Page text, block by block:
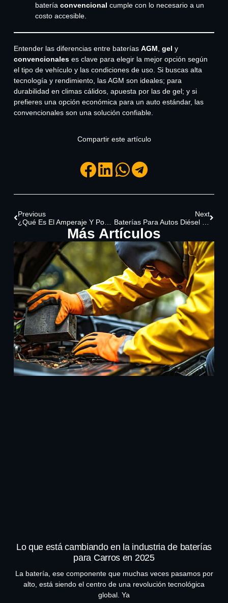
batería convencional cumple con lo necesario a un
costo accesible.
Entender las diferencias entre baterías AGM gel y
convencionaleses clave para elegir la mejor opción según
el tipo de vehículo y las condiciones de uso. Si buscas alta
tecnología y rendimiento, las AGM son ideales; para
durabilidad en climas cálidos, apuesta por las de gel; y si
prefieres una opción económica para un auto estándar, las
convencionales son una solución confiable.
Compartir este artículo
Previous
¿Qué Es El Amperaje Y Por Qué Es Clave Elegir La Batería Correcta Para Tu Carro?
Next
Baterías Para Autos Diésel Vs. Gasolina: Diferencias Técnicas Y Recomendaciones De Compra
Más Artículos
Lo que está cambiando en la industria de baterías
para Carros en 2025
La batería, ese componente que muchas veces pasamos por
alto, está siendo el centro de una revolución tecnológica
global. Ya